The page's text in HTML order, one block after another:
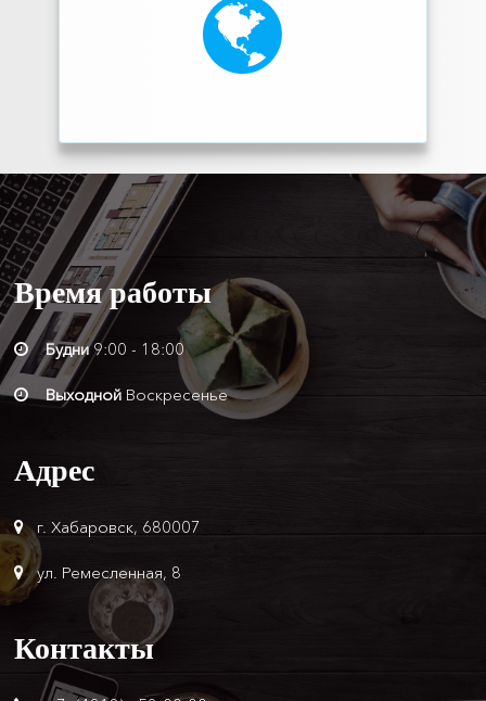
Времяработы
Будни9:00 - 18:00
Выходной Воскресенье
Адрес
г. Хабаровск, 680007
ул. Ремесленная, 8
Контакты